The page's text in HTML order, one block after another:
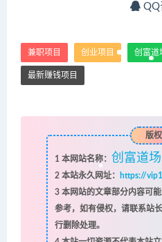
QQ
兼职项目 创业项目 创富道
最新赚钱项目
版
1 本网站名称： 创富道场
2本站永久网址：
https://
3本网站的文章部分内容可
参考，如有侵权，请联系站
行删除处理。